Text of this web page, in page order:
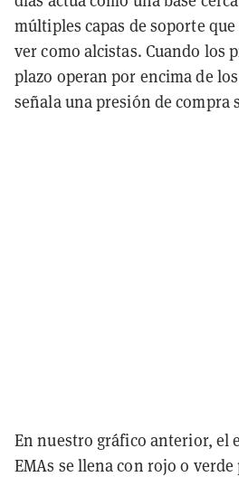
múltiples capas de soporte
ver como alcistas. Cuando los
plazo operan por encima de
señala una presión de compra
En nuestro gráfico anterior, el
EMAs se llena con rojo o